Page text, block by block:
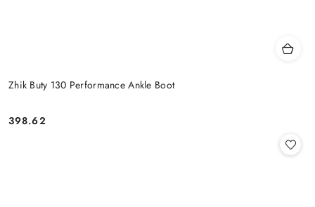
Zhik Buty 130 Performance Ankle Boot
Cena:
398.62